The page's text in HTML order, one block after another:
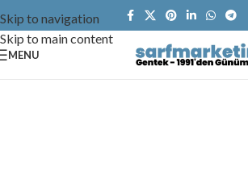
Skip to navigation
Skip to main content
MENU